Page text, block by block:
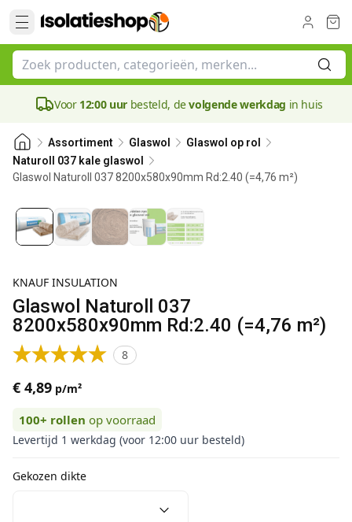
Voor 12:00 uur besteld, devolgende werkdag in huis
Assortiment Glaswol
Glaswol op rol
Naturoll 037 kale glaswol
Glaswol Naturoll 037 8200x580x90mm Rd:2.40 (=4,76 m²)90 mm
KNAUF INSULATION
Glaswol Naturoll 037
8200x580x90mm Rd:2.40 (=4,76 m²)
8
€ 4,89 p/m²
100+ rollen op voorraad
Levertijd 1 werkdag (voor 12:00 uur besteld)
Gekozen dikte